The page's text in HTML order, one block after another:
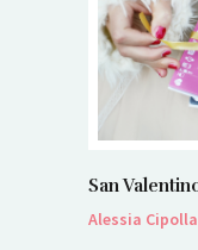
San
Alessia Cipolla